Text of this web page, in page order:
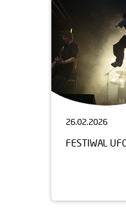
26.02.2026
FESTIWAL